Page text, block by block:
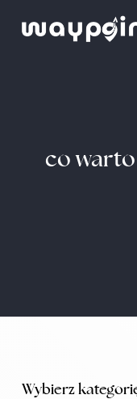
co
Wybierz